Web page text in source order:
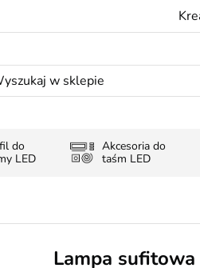
do
LED
Akcesoria do
taśm LED
Lampa